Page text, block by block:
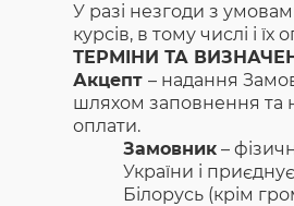
У разі незгоди з
курсів, в тому числі і їх
ТЕРМІНИ ТА
Акцепт– надання
шляхом заповнення та
оплати.
Замовник –
України і
Білорусь (крім